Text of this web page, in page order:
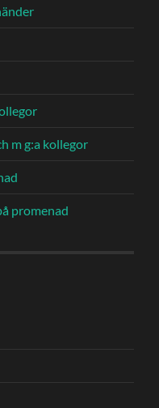
m g:a kollegor
promenad